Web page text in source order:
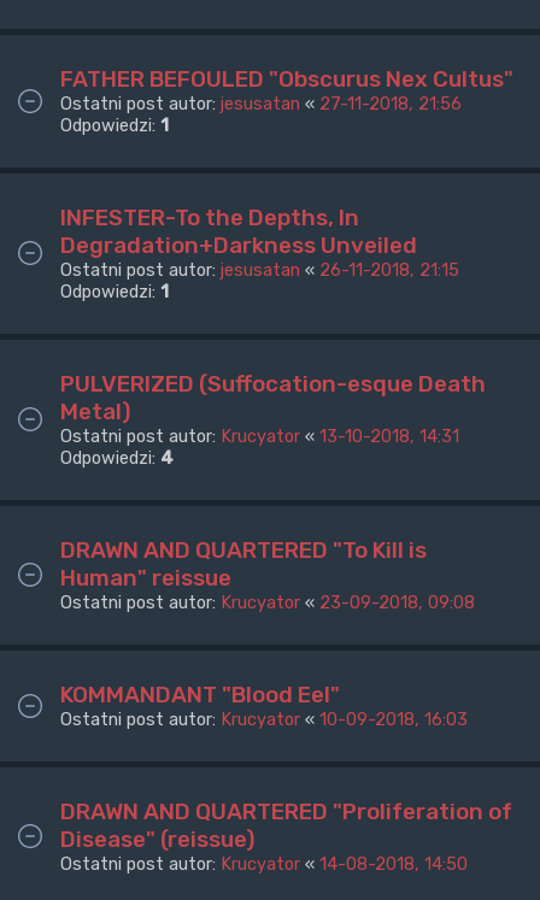
FATHER BEFOULED "Obscurus Nex Cultus"
Ostatni post autor: jesusatan « 27-11-2018, 21:56
Odpowiedzi: 1
INFESTER-To the Depths, In
Degradation+Darkness Unveiled
Ostatni post autor: jesusatan « 26-11-2018, 21:15
Odpowiedzi: 1
PULVERIZED (Suffocation-esque Death
Metal)
Ostatni post autor: Krucyator « 13-10-2018, 14:31
Odpowiedzi: 4
DRAWN AND QUARTERED "To Kill is
Human" reissue
Ostatni post autor: Krucyator « 23-09-2018, 09:08
KOMMANDANT "Blood Eel"
Ostatni post autor: Krucyator « 10-09-2018, 16:03
DRAWN AND QUARTERED "Proliferation of
Disease" (reissue)
Ostatni post autor: Krucyator « 14-08-2018, 14:50